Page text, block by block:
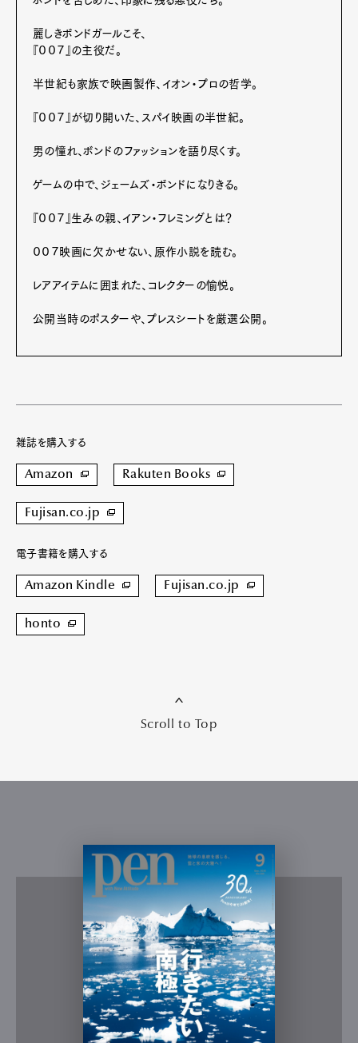
Pen Membership
Contact
Pen Meet
Pen international Pen tw
麗しきボンドガールこそ、
『００７』の主役だ。
半世紀も家族で映画製作、イオン・プロの哲学。
『００７』が切り開いた、スパイ映画の半世紀。
男の憧れ、ボンドのファッションを語り尽くす。
ゲームの中で、ジェームズ・ボンドになりきる。
『００７』生みの親、イアン・フレミングとは？
００７映画に欠かせない、原作小説を読む。
レアアイテムに囲まれた、コレクターの愉悦。
公開当時のポスターや、プレスシートを厳選公開。
雑誌を購入する
Amazon Rakuten Books
Fujisan.co.jp
電子書籍を購入する
Amazon Kindle Fujisan.co.jp
honto
Scroll to Top